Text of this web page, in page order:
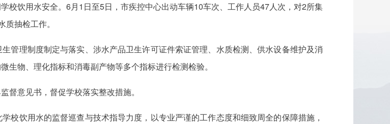
校饮用水安全。6月1日至5日，市疾控中心出动车辆10车次、工作人员47人次，对2所集
抽检工作。
管理制度制定与落实、涉水产品卫生许可证件索证管理、水质检测、供水设备维护及消
物、理化指标和消毒副产物等多个指标进行检测检验。
督意见书，督促学校落实整改措施。
校饮用水的监督巡查与技术指导力度，以专业严谨的工作态度和细致周全的保障措施，